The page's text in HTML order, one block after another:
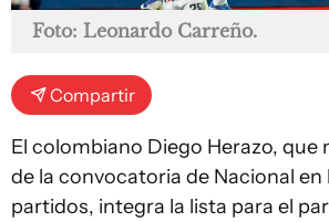
Foto: Leonardo Carreño.
Compartir
El colombiano Diego Herazo,
de la convocatoria de Nacional
partidos, integra la lista para el